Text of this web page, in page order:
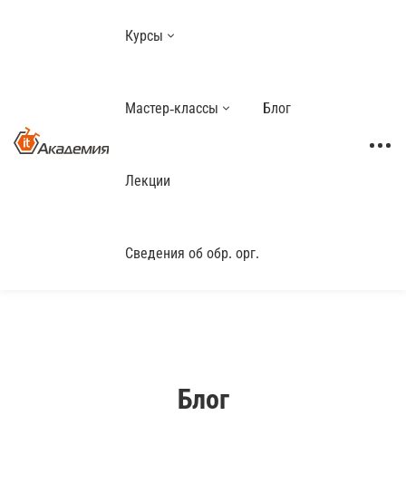
Курсы
Мастер-классы Блог
Лекции
Сведения об обр. орг.
Блог